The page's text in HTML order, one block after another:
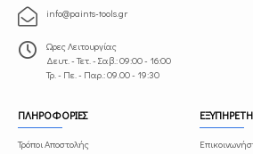
info@paints-tools.gr
Ωρες Λειτουργίας
Δευτ. - Τετ. - Σαβ.: 09:00 - 16:00
Τρ. - Πε. - Παρ.: 09.00 - 19:30
ΠΛΗΡΟΦΟΡΙΕΣ
Τρόποι Αποστολής